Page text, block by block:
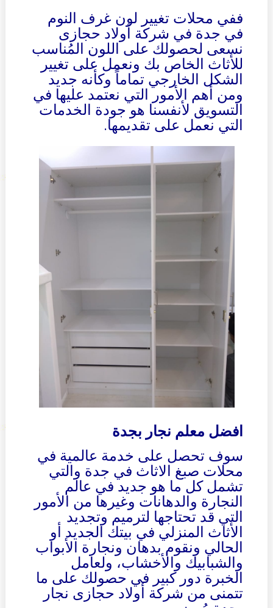
ففي محلات تغيير لون غرف النوم
في جدة في شركة أولاد حجازى
نسعى لحصولك على اللون المُناسب
للأثاث الخاص بك ونعمل على تغيير
الشكل الخارجي تماماً وكأنه جديد
ومن أهم الأمور التي نعتمد عليها في
التسويق لأنفسنا هو جودة الخدمات
التي نعمل على تقديمها.
افضل معلم نجار بجدة
سوف تحصل على خدمة عالمية في
محلات صبغ الاثاث في جدة والتي
تشمل كل ما هو جديد في عالم
النجارة والدهانات وغيرها من الأمور
التي قد تحتاجها لترميم وتجديد
الأثاث المنزلي في بيتك الجديد أو
الحالي ونقوم بدهان ونجارة الأبواب
والشبابيك والأخشاب، ولعامل
الخبرة دور كبير في حصولك على ما
تتمنى من شركة أولاد حجازى نجار